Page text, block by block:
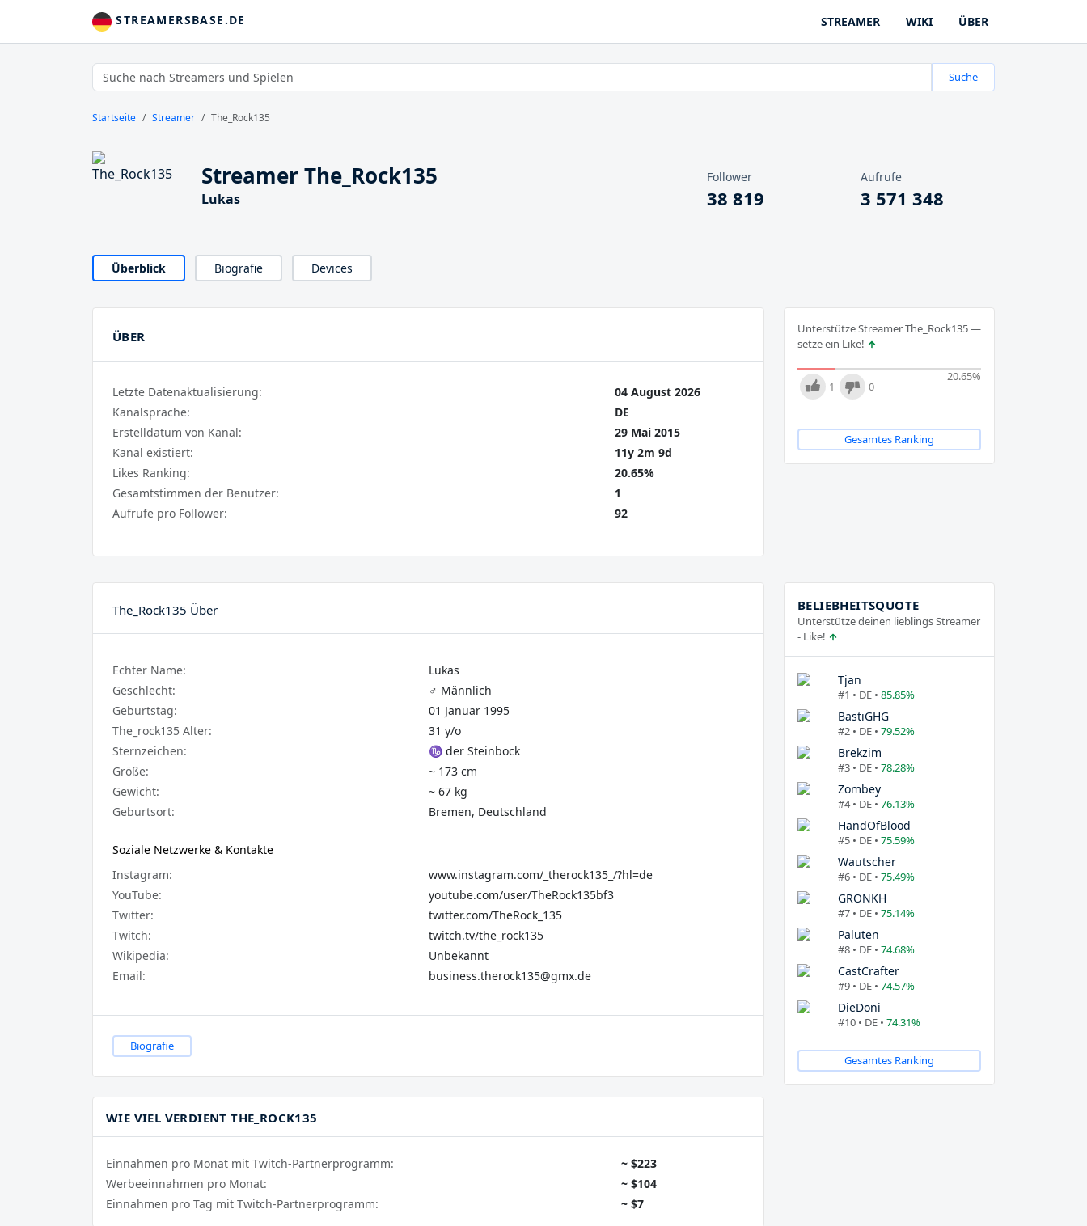
STREAMERSBASE.DE STREAMER WIKI ÜBER
Suche
Startseite Streamer The_Rock135
Streamer The_Rock135
Lukas
Follower
38 819
Aufrufe
3 571 348
Überblick Biografie Devices
Unterstütze Streamer The_Rock135 —
setze ein Like!
20.65%
1 0
Gesamtes Ranking
ÜBER
Letzte Datenaktualisierung:
04 August 2026
Kanalsprache:
DE
Erstelldatum von Kanal:
29 Mai 2015
Kanal existiert:
11y 2m 9d
Likes Ranking:
20.65%
Gesamtstimmen der Benutzer:
1
Aufrufe pro Follower:
92
The_Rock135 Über
Echter Name:
Lukas
Geschlecht:
♂️ Männlich
Geburtstag:
01 Januar 1995
The_rock135 Alter:
31 y/o
Sternzeichen:
♑ der Steinbock
Größe:
~ 173 cm
Gewicht:
~ 67 kg
Geburtsort:
Bremen, Deutschland
Soziale Netzwerke & Kontakte
Instagram:
www.instagram.com/_therock135_/?hl=de
YouTube:
youtube.com/user/TheRock135bf3
Twitter:
twitter.com/TheRock_135
Twitch:
twitch.tv/the_rock135
Wikipedia:
Unbekannt
Email:
business.therock135@gmx.de
Biografie
WIE VIEL VERDIENT THE_ROCK135
Einnahmen pro Monat mit Twitch-Partnerprogramm:
~ $223
Werbeeinnahmen pro Monat:
~ $104
Einnahmen pro Tag mit Twitch-Partnerprogramm:
~ $7
BELIEBHEITSQUOTE
Unterstütze deinen lieblings Streamer
- Like!
Tjan
#1 • DE • 85.85%
BastiGHG
#2 • DE • 79.52%
Brekzim
#3 • DE • 78.28%
Zombey
#4 • DE • 76.13%
HandOfBlood
#5 • DE • 75.59%
Wautscher
#6 • DE • 75.49%
GRONKH
#7 • DE • 75.14%
Paluten
#8 • DE • 74.68%
CastCrafter
#9 • DE • 74.57%
DieDoni
#10 • DE • 74.31%
Gesamtes Ranking